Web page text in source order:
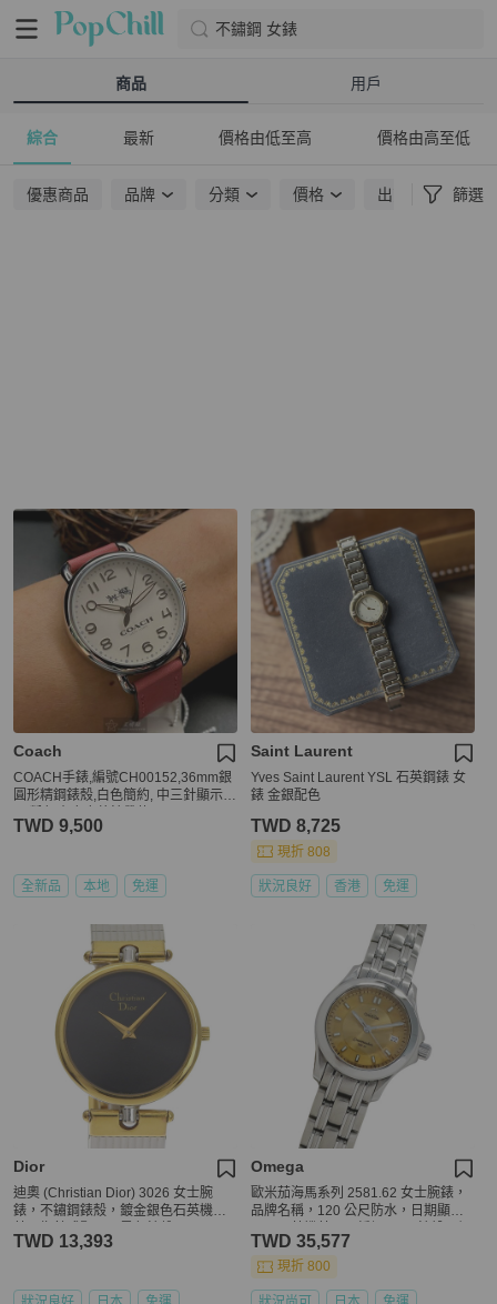
不鏽鋼 女錶
商品 用戶
綜合 最新 價格由低至高 價格由高至低
優惠商品 品牌 分類 價格 出貨地點 篩選
Coach
COACH手錶,編號CH00152,36mm銀
圓形精鋼錶殼,白色簡約, 中三針顯示錶
TWD 9,500
全新品 本地 免運
Saint Laurent
Yves Saint Laurent YSL 石英鋼錶 女
錶 金銀配色
TWD 8,725
現折 808
狀況良好 香港 免運
Dior
迪奧 (Christian Dior) 3026 女士腕
錶，不鏽鋼錶殼，鍍金銀色石英機
TWD 13,393
Omega
歐米茄海馬系列 2581.62 女士腕錶，
品牌名稱，120 公尺防水，日期顯
色和橙色錶帶
TWD 35,577
現折 800